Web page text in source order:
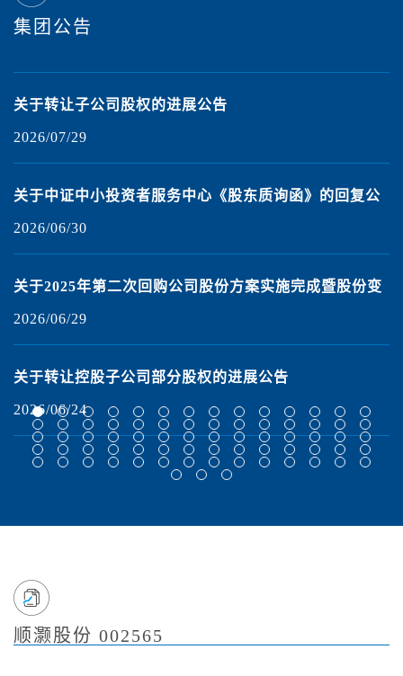
集团公告
关于转让子公司股权的进展公告
2026/07/29
关于中证中小投资者服务中心《股东质询函》的回复公
告
2026/06/30
关于2025年第二次回购公司股份方案实施完成暨股份变
动的公告
2026/06/29
关于转让控股子公司部分股权的进展公告
2026/06/24
顺灏股份 002565